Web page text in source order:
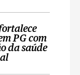
PG com
da saúde